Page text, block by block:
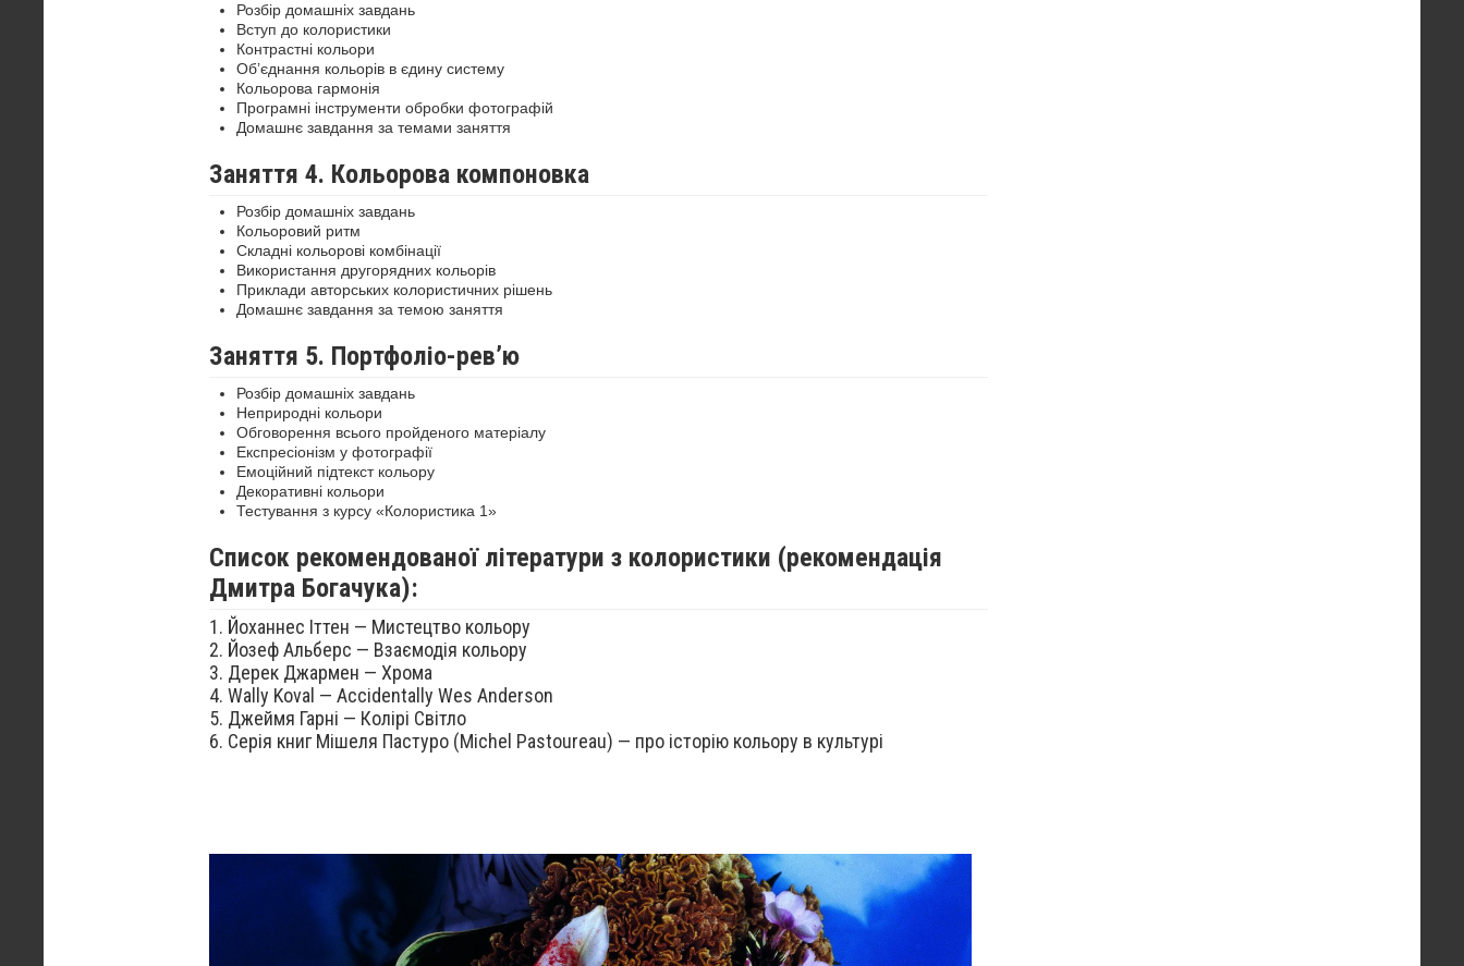
Розбір домашніх завдань
Вступ до колористики
Контрастні кольори
Об’єднання кольорів в єдину систему
Кольорова гармонія
Програмні інструменти обробки фотографій
Домашнє завдання за темами заняття
Заняття 4. Кольорова компоновка
Розбір домашніх завдань
Кольоровий ритм
Складні кольорові комбінації
Використання другорядних кольорів
Приклади авторських колористичних рішень
Домашнє завдання за темою заняття
Заняття 5. Портфоліо-рев’ю
Розбір домашніх завдань
Неприродні кольори
Обговорення всього пройденого матеріалу
Експресіонізм у фотографії
Емоційний підтекст кольору
Декоративні кольори
Тестування з курсу «Колористика 1»
Список рекомендованої літератури з колористики (рекомендація
Дмитра Богачука):
1. Йоханнес Іттен — Мистецтво кольору
2. Йозеф Альберс — Взаємодія кольору
3. Дерек Джармен — Хрома
4. Wally Koval — Accidentally Wes Anderson
5. Джеймя Гарні — Колірі Світло
6. Серія книг Мішеля Пастуро (Michel Pastoureau) — про історію кольору в культурі